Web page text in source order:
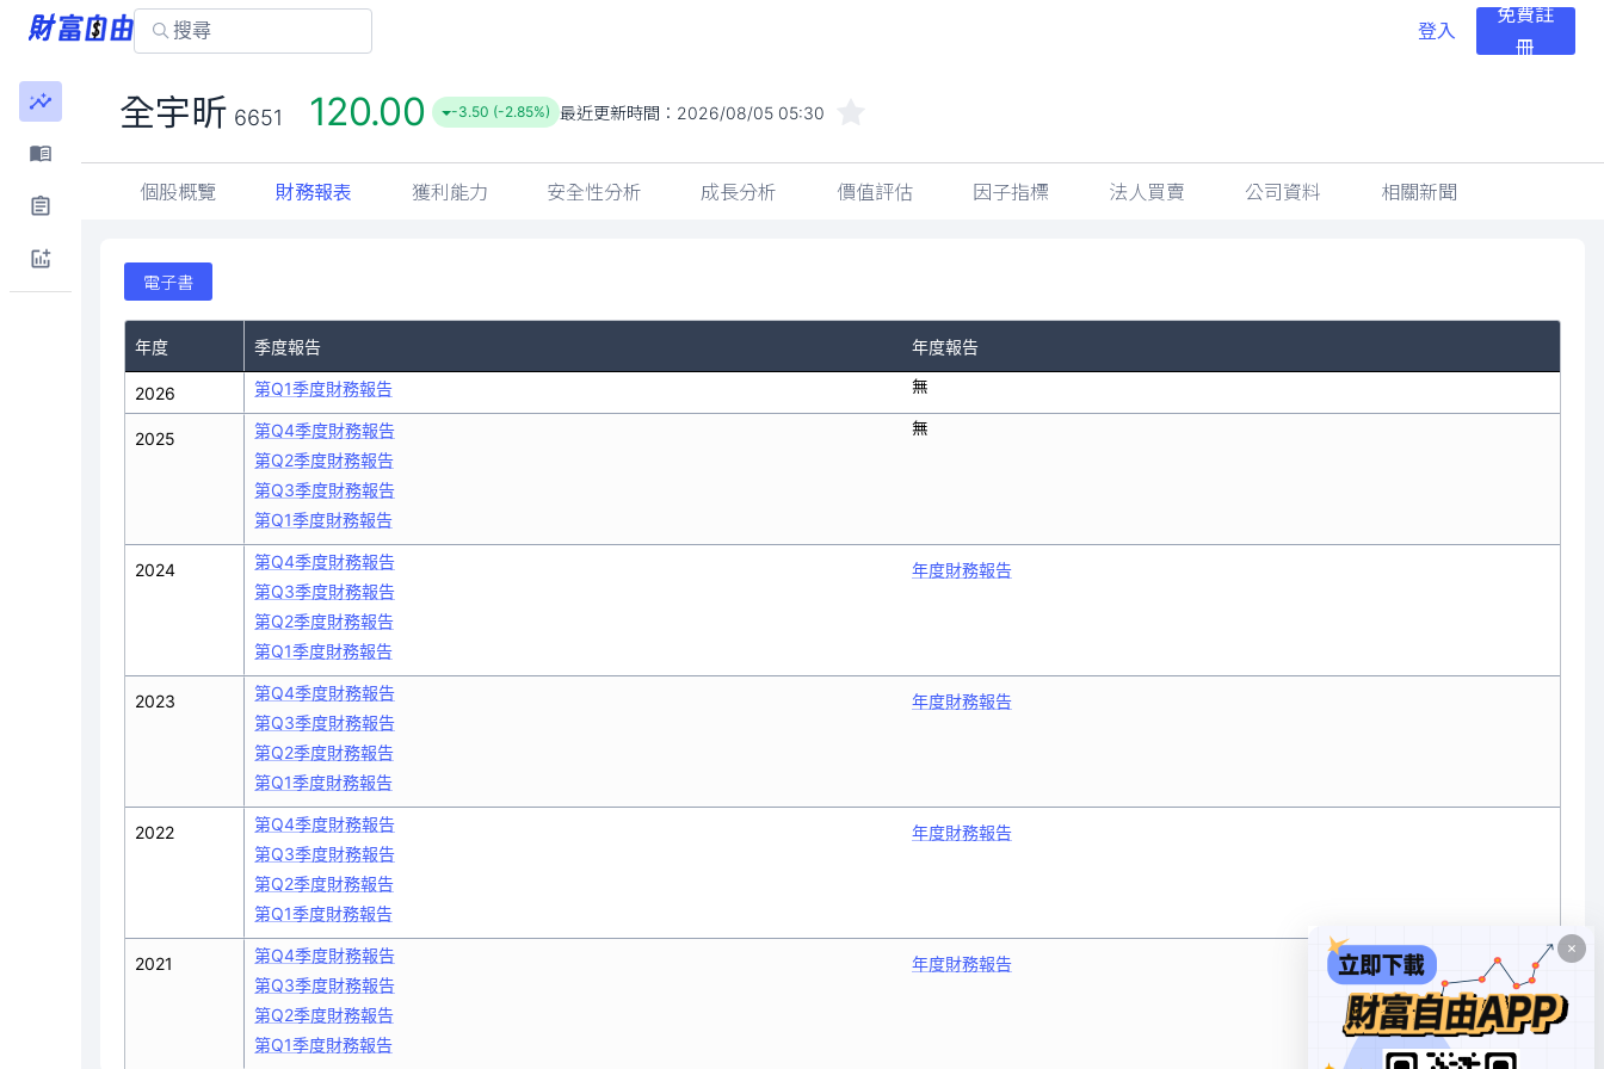
登入
免費註
冊
全宇昕 6651 120.00 -3.50 (-2.85%) 最近更新時間： 2026/08/05 05:30
個股概覽 財務報表 獲利能力 安全性分析 成長分析 價值評估 因子指標 法人買賣 公司資料 相關新聞
電子書
年度 季度報告 年度報告
2026
2025
2024
2023
2022
2021
第Q1季度財務報告 無
第Q4季度財務報告
第Q2季度財務報告
第Q3季度財務報告
第Q1季度財務報告
無
第Q4季度財務報告
第Q3季度財務報告
第Q2季度財務報告
第Q1季度財務報告
年度財務報告
第Q4季度財務報告
第Q3季度財務報告
第Q2季度財務報告
第Q1季度財務報告
年度財務報告
第Q4季度財務報告
第Q3季度財務報告
第Q2季度財務報告
第Q1季度財務報告
年度財務報告
第Q4季度財務報告
第Q3季度財務報告
第Q2季度財務報告
第Q1季度財務報告
年度財務報告